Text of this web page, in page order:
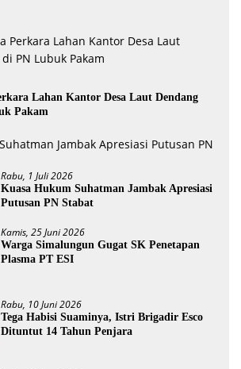
Lahan Kantor Desa Laut Dendang
Pakam
Rabu, 1 Juli 2026
Kuasa Hukum Suhatman Jambak Apresiasi
Putusan PN Stabat
Kamis, 25 Juni 2026
Warga Simalungun Gugat SK Penetapan
Plasma PT ESI
Rabu, 10 Juni 2026
Tega Habisi Suaminya, Istri Brigadir Esco
Dituntut 14 Tahun Penjara